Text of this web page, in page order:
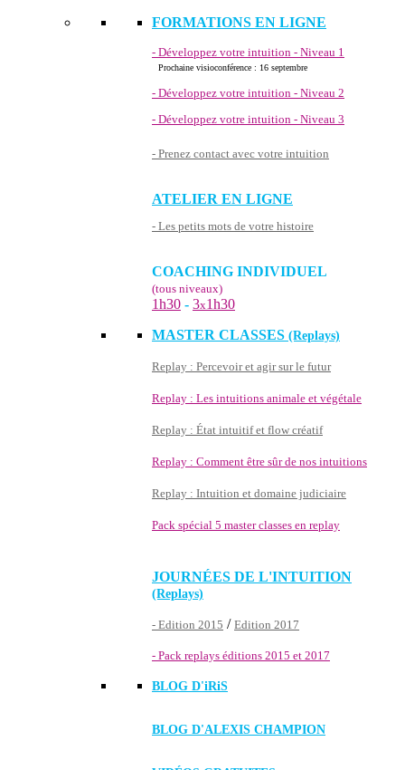
FORMATIONS EN LIGNE
- Développez votre intuition - Niveau 1
Prochaine visioconférence : 16 septembre
- Développez votre intuition - Niveau 2
- Développez votre intuition - Niveau 3
- Prenez contact avec votre intuition
ATELIER EN LIGNE
- Les petits mots de votre histoire
COACHING INDIVIDUEL
(tous niveaux)
1h30 - 3x1h30
MASTER CLASSES (Replays)
Replay : Percevoir et agir sur le futur
Replay : Les intuitions animale et végétale
Replay : État intuitif et flow créatif
Replay : Comment être sûr de nos intuitions
Replay : Intuition et domaine judiciaire
Pack spécial 5 master classes en replay
JOURNÉES DE L'INTUITION
(Replays)
- Edition 2015 / Edition 2017
- Pack replays éditions 2015 et 2017
BLOG D'iRiS
BLOG D'ALEXIS CHAMPION